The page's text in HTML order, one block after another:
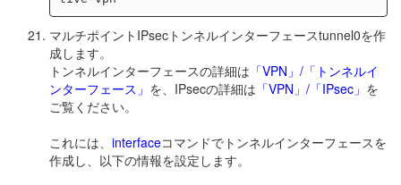
マルチポイントIPsecトンネルインターフェースtunnel0を作
成します。
トンネルインターフェースの詳細は 「VPN」/「トンネルイ
ンターフェース」 を、IPsecの詳細は 「VPN」/「IPsec」 を
ご覧ください。
これには、 interfaceコマンドでトンネルインターフェースを
作成し、以下の情報を設定します。